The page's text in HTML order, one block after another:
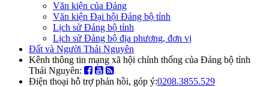
Văn kiện của Đảng
Văn kiện Đại hội Đảng bộ tỉnh
Lịch sử Đảng bộ tỉnh
Lịch sử Đảng bộ địa phương, đơn vị
Đất và Người Thái Nguyên
Kênh thông tin mạng xã hội chính thống của Đảng bộ tỉnh
Thái Nguyên:
Điện thoại hỗ trợ phản hồi, góp ý:0208.3855.529